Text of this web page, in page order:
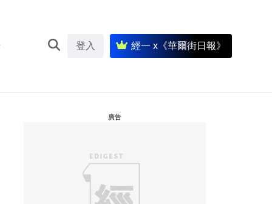
登入 經一 x《華爾街日報》
廣告